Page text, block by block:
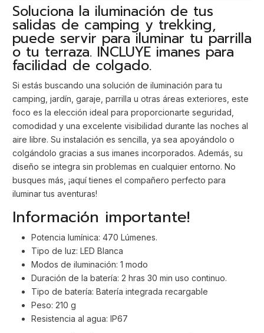
Soluciona la iluminación de tus
salidas de camping y trekking,
puede servir para iluminar tu parrilla
o tu terraza. INCLUYE imanes para
facilidad de colgado.
Si estás buscando una solución de iluminación para tu
camping, jardín, garaje, parrilla u otras áreas exteriores, este
foco es la elección ideal para proporcionarte seguridad,
comodidad y una excelente visibilidad durante las noches al
aire libre. Su instalación es sencilla, ya sea apoyándolo o
colgándolo gracias a sus imanes incorporados. Además, su
diseño se integra sin problemas en cualquier entorno. No
busques más, ¡aquí tienes el compañero perfecto para
iluminar tus aventuras!
Información importante!
Potencia lumínica: 470 Lúmenes.
Tipo de luz: LED Blanca
Modos de iluminación: 1 modo
Duración de la batería: 2 hras 30 min uso continuo.
Tipo de batería: Batería integrada recargable
Peso: 210 g
Resistencia al agua: IP67